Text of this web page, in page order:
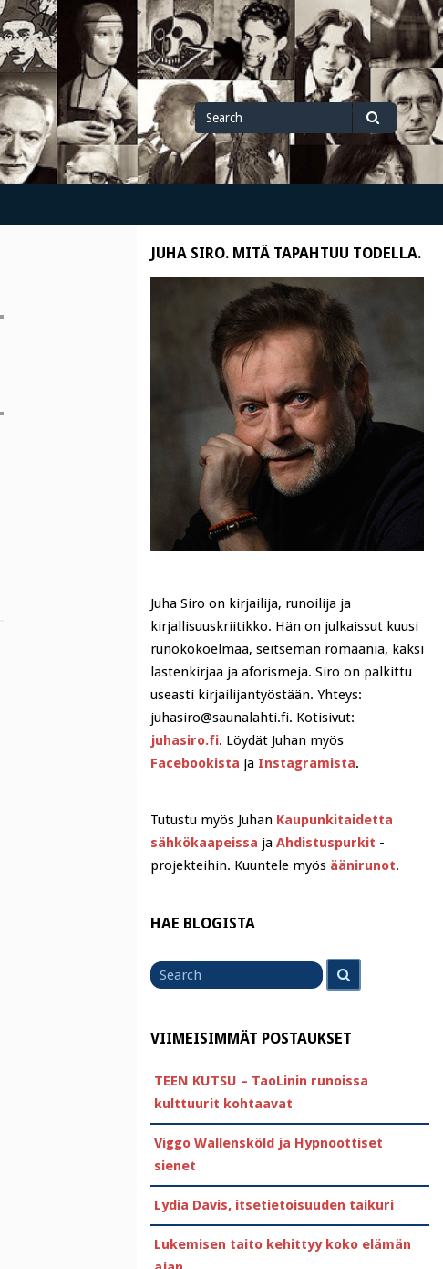
Search
for
Search
JUHA SIRO. MITÄ TAPAHTUU TODELLA.
Juha Siro on kirjailija, runoilija ja
kirjallisuuskriitikko. Hän on julkaissut kuusi
runokokoelmaa, seitsemän romaania, kaksi
lastenkirjaa ja aforismeja. Siro on palkittu
useasti kirjailijantyöstään. Yhteys:
juhasiro@saunalahti.fi. Kotisivut:
juhasiro.fi. Löydät Juhan myös
Facebookista ja Instagramista.
Tutustu myös Juhan Kaupunkitaidetta
sähkökaapeissa ja Ahdistuspurkit -
projekteihin. Kuuntele myös äänirunot.
HAE BLOGISTA
for
VIIMEISIMMÄT POSTAUKSET
TEEN KUTSU – TaoLinin runoissa
kulttuurit kohtaavat
Viggo Wallensköld ja Hypnoottiset
sienet
Lydia Davis, itsetietoisuuden taikuri
Lukemisen taito kehittyy koko elämän